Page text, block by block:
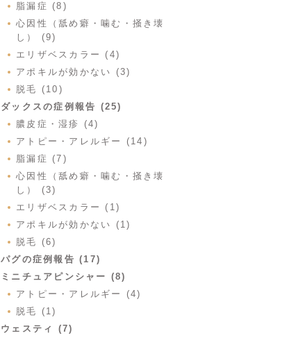
脂漏症 (8)
心因性（舐め癖・噛む・掻き壊
し） (9)
エリザベスカラー (4)
アポキルが効かない (3)
脱毛 (10)
ダックスの症例報告 (25)
膿皮症・湿疹 (4)
アトピー・アレルギー (14)
脂漏症 (7)
心因性（舐め癖・噛む・掻き壊
し） (3)
エリザベスカラー (1)
アポキルが効かない (1)
脱毛 (6)
パグの症例報告 (17)
ミニチュアピンシャー (8)
アトピー・アレルギー (4)
脱毛 (1)
ウェスティ (7)